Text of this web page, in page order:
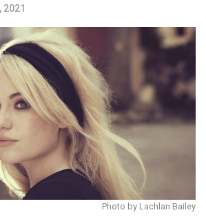
2021
Photo by Lachlan Bailey